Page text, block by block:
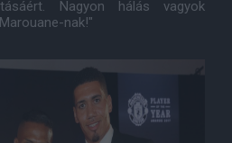
Nagyon hálás vagyok
nak!"